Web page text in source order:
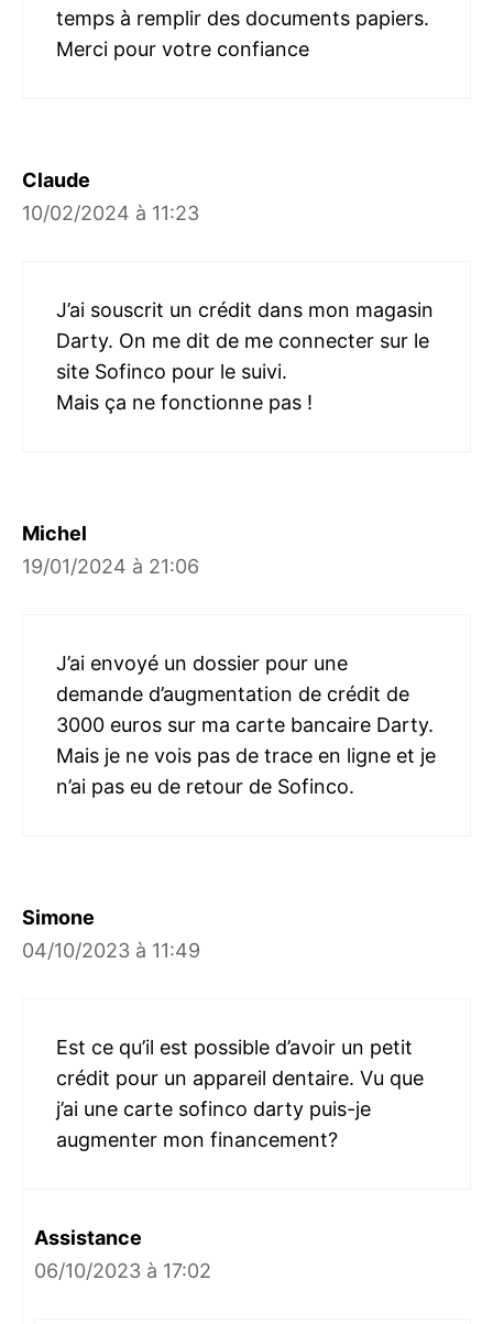
temps à remplir des documents papiers.
Merci pour votre confiance
Claude
10/02/2024 à 11:23
J’ai souscrit un crédit dans mon magasin
Darty. On me dit de me connecter sur le
site Sofinco pour le suivi.
Mais ça ne fonctionne pas !
Michel
19/01/2024 à 21:06
J’ai envoyé un dossier pour une
demande d’augmentation de crédit de
3000 euros sur ma carte bancaire Darty.
Mais je ne vois pas de trace en ligne et je
n’ai pas eu de retour de Sofinco.
Simone
04/10/2023 à 11:49
Est ce qu’il est possible d’avoir un petit
crédit pour un appareil dentaire. Vu que
j’ai une carte sofinco darty puis-je
augmenter mon financement?
Assistance
06/10/2023 à 17:02